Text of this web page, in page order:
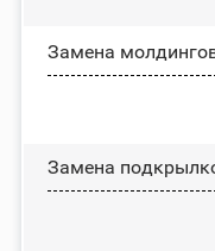
Замена
Замена